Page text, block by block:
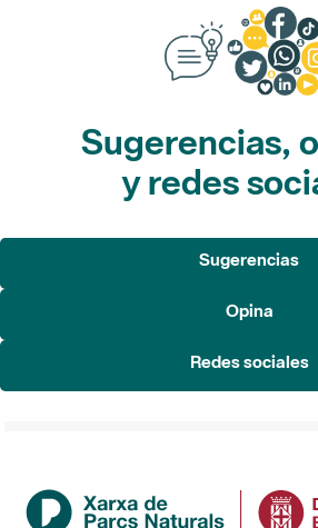
Sugerencias,
y redes
Sugerencias
Opina
Redes sociales